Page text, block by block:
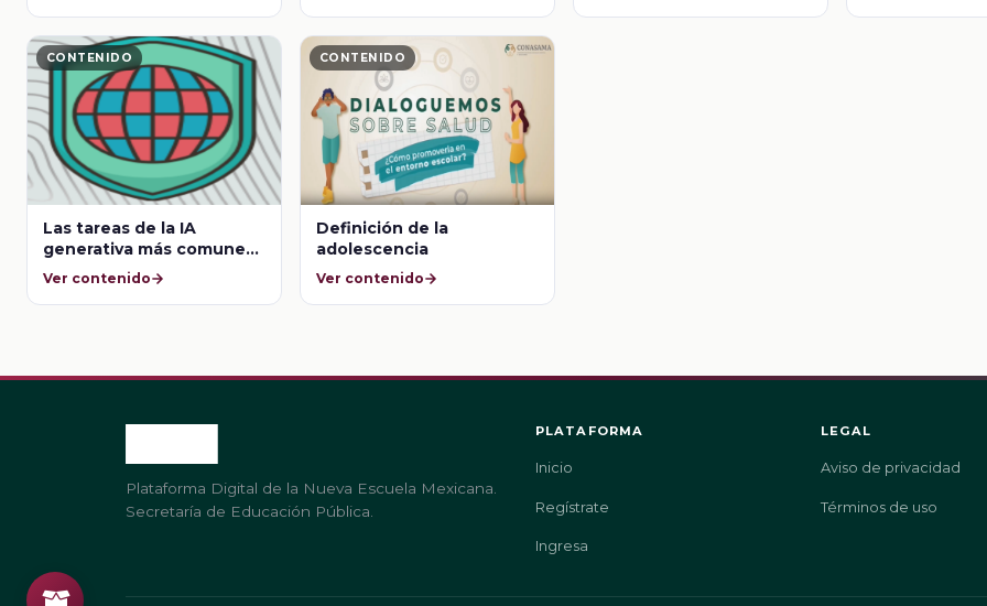
de sistemas para la
transformación de la
enseñanza y el
aprendizaje
CONTENIDO
Las tareas de la IA
generativa más comunes
implementadas en la
Ver contenido
CONTENIDO
Definición de la
adolescencia
Ver contenido
Plataforma Digital de la Nueva Escuela Mexicana.
Secretaría de Educación Pública.
PLATAFORMA
Inicio
Regístrate
Ingresa
LEGAL
Aviso de privacidad
Términos de uso